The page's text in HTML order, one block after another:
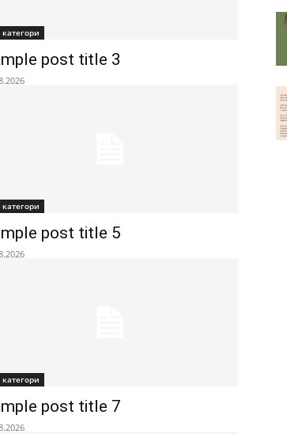
категори
post title 3
категори
post title 5
категори
post title 7